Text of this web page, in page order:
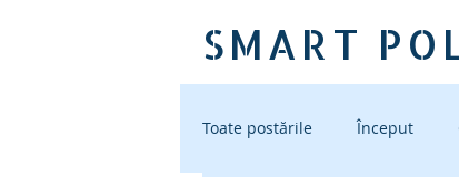
SMART
Toate postările Început